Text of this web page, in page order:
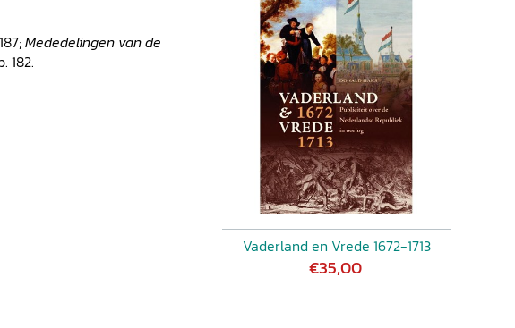
Mededelingen van de
182.
Vaderland en Vrede 1672-1713
€35,00